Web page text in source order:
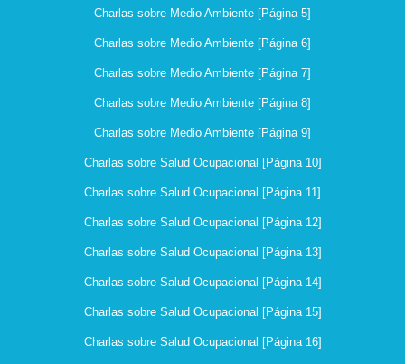
Charlas sobre Medio Ambiente [Página 5]
Charlas sobre Medio Ambiente [Página 6]
Charlas sobre Medio Ambiente [Página 7]
Charlas sobre Medio Ambiente [Página 8]
Charlas sobre Medio Ambiente [Página 9]
Charlas sobre Salud Ocupacional [Página 10]
Charlas sobre Salud Ocupacional [Página 11]
Charlas sobre Salud Ocupacional [Página 12]
Charlas sobre Salud Ocupacional [Página 13]
Charlas sobre Salud Ocupacional [Página 14]
Charlas sobre Salud Ocupacional [Página 15]
Charlas sobre Salud Ocupacional [Página 16]